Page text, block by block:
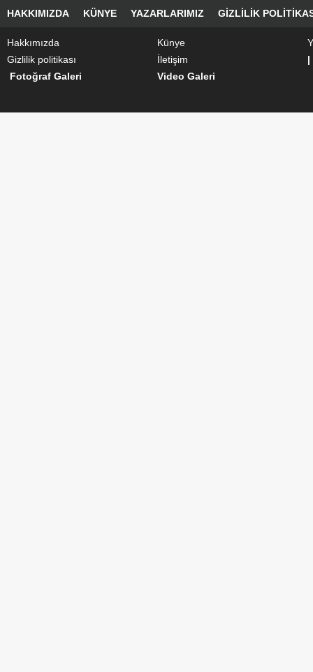
HAKKIMIZDA KÜNYE YAZARLARIMIZ GIZLILIK
Hakkımızda Künye
Gizlilik politikası
İletişim
|
Fotoğraf Galeri
Video Galeri